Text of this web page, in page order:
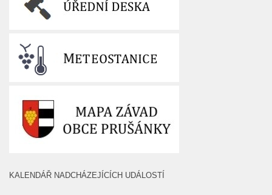
KALENDÁŘ NADCHÁZEJÍCÍCH UDÁLOSTÍ